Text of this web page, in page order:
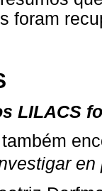
foram
LILACS